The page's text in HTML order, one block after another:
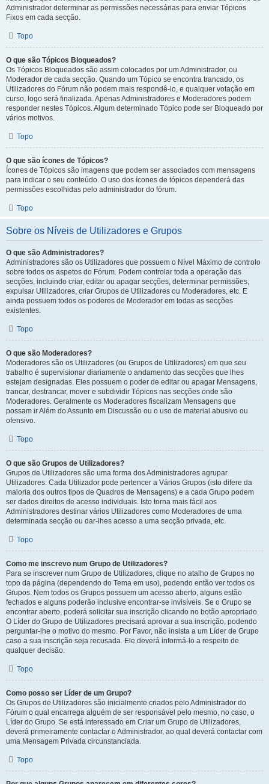
Administrador determinar as permissões necessárias para enviar Tópicos
Fixos em cada secção.
Topo
O que são Tópicos Bloqueados?
Os Tópicos Bloqueados são assim colocados por um Administrador, ou
Moderador de cada secção. Quando um Tópico se encontra trancado, os
Utilizadores do Fórum não podem mais respondê-lo, e qualquer votação em
curso, logo será finalizada. Apenas Administradores e Moderadores podem
responder nestes Tópicos. Algum determinado Tópico pode ser Bloqueado por
vários motivos.
Topo
O que são ícones de Tópicos?
Ícones de Tópicos são imagens que podem ser associados com mensagens
para indicar o seu conteúdo. O uso dos ícones de tópicos dependerá das
permissões escolhidas pelo administrador do fórum.
Topo
Sobre os Níveis de Utilizadores e Grupos
O que são Administradores?
Administradores são os Utilizadores que possuem o Nível Máximo de controlo
sobre todos os aspetos do Fórum. Podem controlar toda a operação das
secções, incluindo criar, editar ou apagar secções, determinar permissões,
expulsar Utilizadores, criar Grupos de Utilizadores ou Moderadores, etc. E
ainda possuem todos os poderes de Moderador em todas as secções
existentes.
Topo
O que são Moderadores?
Moderadores são os Utilizadores (ou Grupos de Utilizadores) em que seu
trabalho é supervisionar diariamente o andamento das secções que lhes
estejam designadas. Eles possuem o poder de editar ou apagar Mensagens,
trancar, destrancar, mover e subdividir Tópicos nas secções onde são
Moderadores. Geralmente os Moderadores fiscalizam Mensagens que
possam ir Além do Assunto em Discussão ou o uso de material abusivo ou
ofensivo.
Topo
O que são Grupos de Utilizadores?
Grupos de Utilizadores são uma forma dos Administradores agrupar
Utilizadores. Cada Utilizador pode pertencer a Vários Grupos (isto difere da
maioria dos outros tipos de Quadros de Mensagens) e a cada Grupo podem
ser dados direitos de acesso individuais. Isto torna mais fácil aos
Administradores destinar vários Utilizadores como Moderadores de uma
determinada secção ou dar-lhes acesso a uma secção privada, etc.
Topo
Como me inscrevo num Grupo de Utilizadores?
Para se inscrever num Grupo de Utilizadores, clique no atalho de Grupos no
topo da página (dependendo do Tema em uso), podendo então ver todos os
Grupos. Nem todos os Grupos possuem um acesso aberto, alguns estão
fechados e alguns poderão inclusive encontrar-se invisíveis. Se o Grupo se
encontrar aberto, poderá solicitar sua inscrição clicando no botão apropriado.
O Líder do Grupo de Utilizadores precisará aprovar a sua inscrição, podendo
perguntar-lhe o motivo do mesmo. Por Favor, não insista a um Líder de Grupo
caso a sua inscrição seja recusada. Ele deverá informá-lo a respeito de
qualquer decisão.
Topo
Como posso ser Líder de um Grupo?
Os Grupos de Utilizadores são inicialmente criados pelo Administrador do
Fórum o qual encarrega alguém de ser responsável pelo mesmo, no caso, o
Líder do Grupo. Se está interessado em Criar um Grupo de Utilizadores,
deverá primeiramente contactar o Administrador, ao qual deverá contactar com
uma Mensagem Privada circunstanciada.
Topo